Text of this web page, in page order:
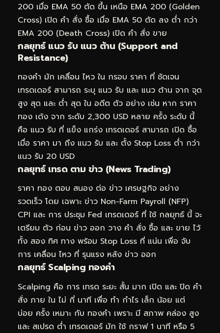
200 เมื่อ EMA 50 ตัด ขึ้น เหนือ EMA 200 (Golden
Cross) เปิด คำ สั่ง ซื้อ เมื่อ EMA 50 ตัด ลง ต่ำ กว่า
EMA 200 (Death Cross) เปิด คำ สั่ง ขาย
กลยุทธ์ แนว รับ แนว ต้าน (Support and
Resistance)
ทองคำ มัก เคลื่อน ไหว ใน กรอบ ราคา ที่ ชัดเจน
เทรดเดอร์ สามารถ ระบุ แนว รับ และ แนว ต้าน จาก จุด
สูง สุด และ ต่ำ สุด ใน อดีต ตัว อย่าง เช่น หาก ราคา
ทอง เด้ง จาก ระดับ 2,300 USD หลาย ครั้ง ระดับ นี้
คือ แนว รับ ที่ แข็ง แกร่ง เทรดเดอร์ สามารถ เปิด ซื้อ
เมื่อ ราคา มา ถึง แนว รับ และ ตั้ง Stop Loss ต่ำ กว่า
แนว รับ 20 USD
กลยุทธ์ เทรด ตาม ข่าว (News Trading)
ราคา ทอง ตอบ สนอง ต่อ ข่าว เศรษฐกิจ อย่าง
รวดเร็ว โดย เฉพาะ ข่าว Non-Farm Payroll (NFP)
CPI และ การ ประชุม Fed เทรดเดอร์ ที่ ใช้ กลยุทธ์ นี้ จะ
เตรียม ตัว ก่อน ข่าว ออก วาง คำ สั่ง ซื้อ และ ขาย ไว้
ทั้ง สอง ทิศ ทาง พร้อม Stop Loss ที่ แน่น เพื่อ จับ
การ เคลื่อน ไหว ที่ รุนแรง หลัง ข่าว ออก
กลยุทธ์ Scalping ทองคำ
Scalping คือ การ เทรด ระยะ สั้น มาก เปิด และ ปิด คำ
สั่ง ภาย ใน ไม่ กี่ นาที เพื่อ ทำ กำไร เล็ก น้อย แต่
บ่อย ครั้ง เหมาะ กับ ทองคำ เพราะ มี สภาพ คล่อง สูง
และ สเปรด ต่ำ เทรดเดอร์ มัก ใช้ กราฟ 1 นาที หรือ 5